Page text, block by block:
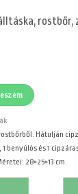
rostbőr,
zöld mennyiség
Hátulján
benyúlós és 1
28×25×13 cm.